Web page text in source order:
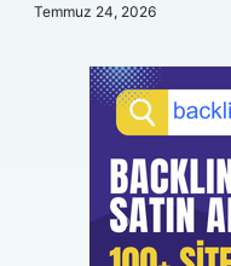
Temmuz 24, 2026